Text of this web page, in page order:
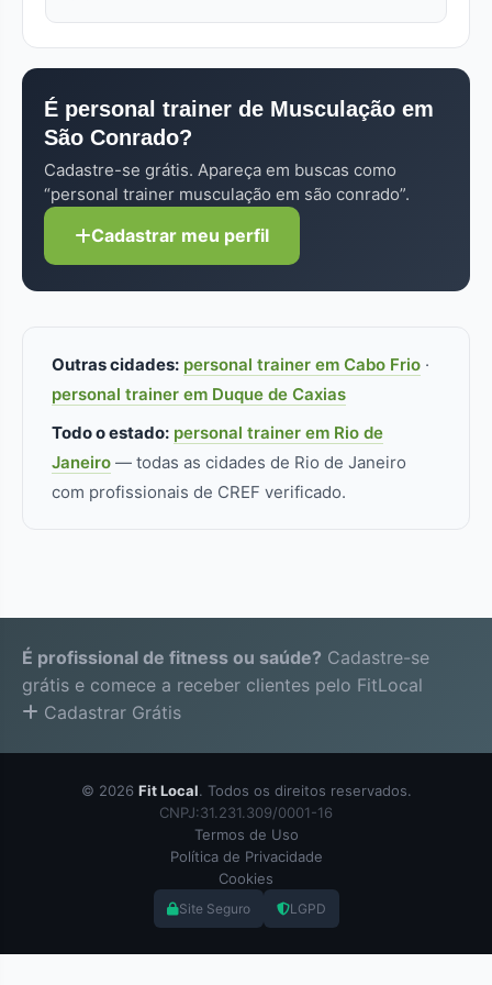
médica.
Aulas online ou em grupo (2 a 4 alunos) custam
40% a 60% do valor presencial individual. Cada
atendimento disponíveis.
especificamente, formação/especialização
adicional faz diferença real.
É personal trainer de Musculação em
São Conrado?
Cadastre-se grátis. Apareça em buscas como
“personal trainer musculação em são conrado”.
Cadastrar meu perfil
Outras cidades: personal trainer em Cabo Frio ·
personal trainer em Duque de Caxias
Todo o estado: personal trainer em Rio de
Janeiro — todas as cidades de Rio de Janeiro
com profissionais de CREF verificado.
É profissional de fitness ou saúde? Cadastre-se
grátis e comece a receber clientes pelo FitLocal
Cadastrar Grátis
© 2026 Fit Local. Todos os direitos reservados.
CNPJ:31.231.309/0001-16
Termos de Uso
Política de Privacidade
Cookies
Site Seguro LGPD